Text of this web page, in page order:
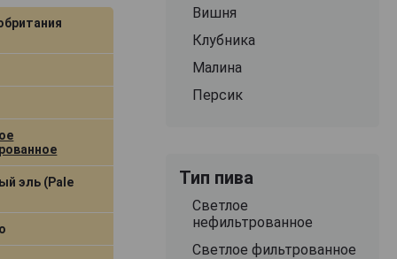
эль (Pale
Вишня
Клубника
Малина
Персик
Тип пива
Светлое
нефильтрованное
Светлое фильтрованное